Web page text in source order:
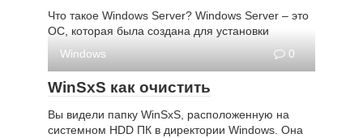
Что такое Windows Server? Windows Server – это
ОС, которая была создана для установки
Windows
0
WinSxS как очистить
Вы видели папку WinSxS, расположенную на
системном HDD ПК в директории Windows. Она